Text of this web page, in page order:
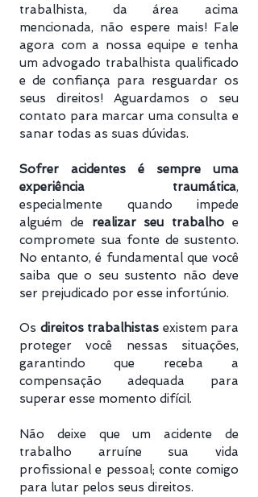
trabalhista, da área acima
mencionada, não espere mais! Fale
agora com a nossa equipe e tenha
um advogado trabalhista qualificado
e de confiança para resguardar os
seus direitos! Aguardamos o seu
contato para marcar uma consulta e
sanar todas as suas dúvidas.
Sofrer acidentes é sempre uma
experiência traumática,
especialmente quando impede
alguém de realizar seu trabalho e
compromete sua fonte de sustento.
No entanto, é fundamental que você
saiba que o seu sustento não deve
ser prejudicado por esse infortúnio.
Os direitos trabalhistas existem para
proteger você nessas situações,
garantindo que receba a
compensação adequada para
superar esse momento difícil.
Não deixe que um acidente de
trabalho arruíne sua vida
profissional e pessoal; conte comigo
para lutar pelos seus direitos.